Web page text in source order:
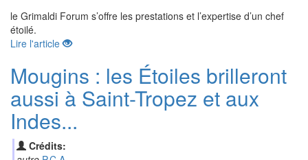
le Grimaldi Forum s’offre les prestations et l’expertise d’un chef
étoilé.
Lire l'article
Mougins : les Étoiles brilleront
aussi à Saint-Tropez et aux
Indes...
Crédits: